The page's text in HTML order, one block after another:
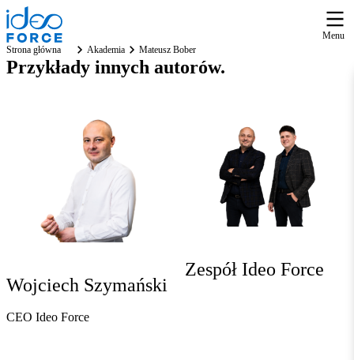
Menu
Strona główna
Akademia Mateusz Bober
Przykłady innych autorów.
Wojciech Szymański
CEO Ideo Force
Zespół Ideo Force